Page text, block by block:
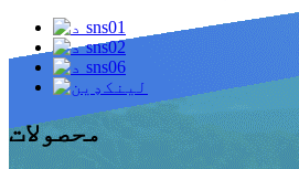
محصولات